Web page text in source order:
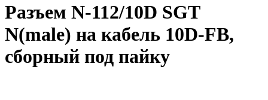
Разъем N-112/10D SGT
N(male) на кабель 10D-FB,
сборный под пайку